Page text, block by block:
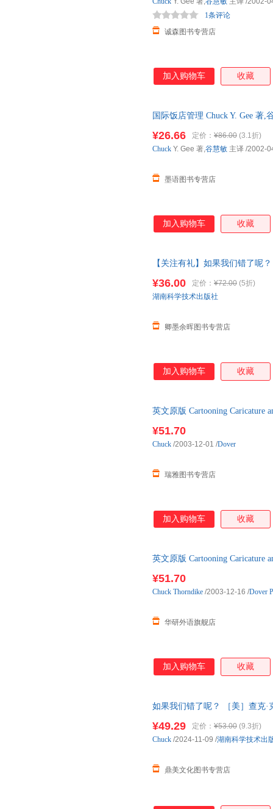
诚森图书专营店
1条评论
加入购物车 收藏
国际饭店管理 Chuck Y. Gee 著
¥26.66 定价： ¥86.00 (3.1折)
墨语图书专营店
Chuck Y. Gee 著,谷慧敏 主译 /2002-
加入购物车 收藏
【关注有礼】如果我们错了呢
¥36.00 定价： ¥72.00 (5折)
卿墨余晖图书专营店
湖南科学技术出版社
加入购物车 收藏
英文原版 Cartooning Caricature
¥51.70
瑞雅图书专营店
Chuck /2003-12-01 /Dover
加入购物车 收藏
英文原版 Cartooning Caricature
¥51.70
华研外语旗舰店
Chuck Thorndike /2003-12-16 /Dover
加入购物车 收藏
如果我们错了呢？ ［美］查克·
¥49.29 定价： ¥53.00 (9.3折)
鼎美文化图书专营店
Chuck /2024-11-09 /湖南科学技术出